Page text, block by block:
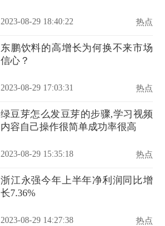
2023-08-29 18:40:22 热点
东鹏饮料的高增长为何换不来市场
信心？
2023-08-29 17:03:31 热点
绿豆芽怎么发豆芽的步骤,学习视频
内容自己操作很简单成功率很高
2023-08-29 15:35:18 热点
浙江永强今年上半年净利润同比增
长7.36%
2023-08-29 14:27:38 热点